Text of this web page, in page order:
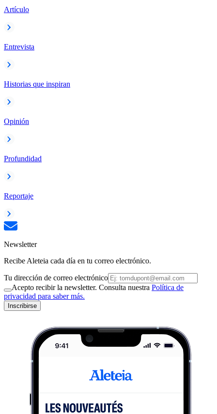
Artículo
Entrevista
Historias que inspiran
Opinión
Profundidad
Reportaje
Newsletter
Recibe Aleteia cada día en tu correo electrónico.
Tu dirección de correo electrónico
Acepto recibir la newsletter. Consulta nuestra Política de
privacidad para saber más.
Inscribirse